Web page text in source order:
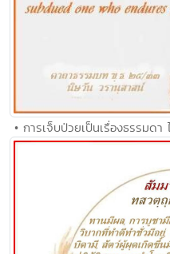
• การเจ็บป่วยเป็นเรื่องธรรมดา